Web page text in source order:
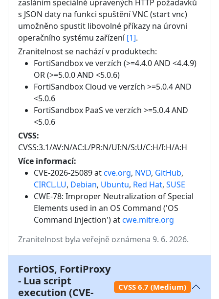
zasláním speciálně upravených HTTP požadavků
s JSON daty na funkci spuštění VNC (start vnc)
umožněno spustit libovolné příkazy na úrovni
operačního systému zařízení [1].
Zranitelnost se nachází v produktech:
FortiSandboxve verzích (>=4.4.0 AND <4.4.9)
OR (>=5.0.0 AND <5.0.6)
FortiSandbox Cloud ve verzích >=5.0.4 AND
<5.0.6
FortiSandbox PaaS ve verzích >=5.0.4 AND
<5.0.6
CVSS:
CVSS:3.1/AV:N/AC:L/PR:N/UI:N/S:U/C:H/I:H/A:H
Více informací:
CVE-2026-25089 atcve.org, NVD, GitHub,
CIRCL.LU, Debian, Ubuntu, Red Hat, SUSE
CWE-78: Improper Neutralization of Special
Elements used in an OS Command ('OS
Command Injection')atcwe.mitre.org
Zranitelnost byla veřejně oznámena 9. 6. 2026.
FortiOS, FortiProxy
- Lua script
execution (CVE-
CVSS 6.7 (Medium)